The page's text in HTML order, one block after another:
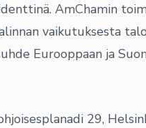
AmChamin
vaikutuksesta
Eurooppaan ja
29,